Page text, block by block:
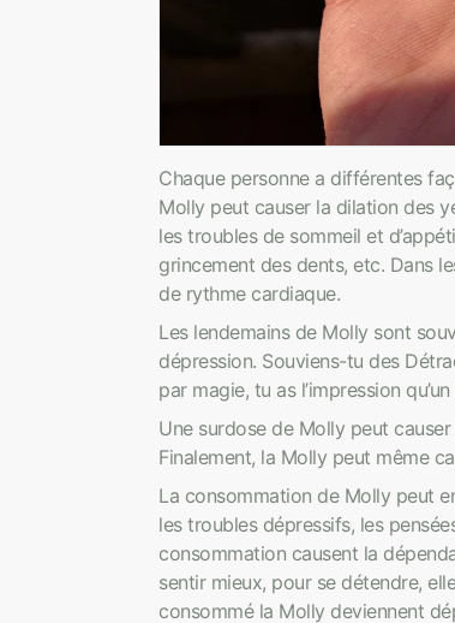
Chaque personne a différentes
Molly peut causer la dilation des
les troubles de sommeil et
grincement des dents, etc. Dans
de rythme cardiaque.
Les lendemains de Molly sont
dépression. Souviens-tu des
par magie, tu as l’impression
Une surdose de Molly peut
Finalement, la Molly peut même
La consommation de Molly peut
les troubles dépressifs, les
consommation causent la
sentir mieux, pour se détendre,
consommé la Molly deviennent